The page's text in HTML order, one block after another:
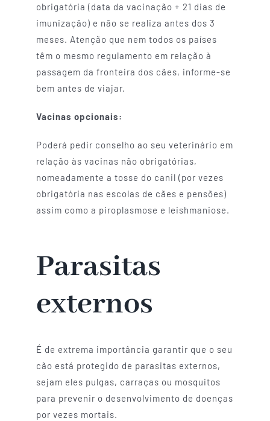
obrigatória (data da vacinação + 21 dias de
imunização) e não se realiza antes dos 3
meses. Atenção que nem todos os países
têm o mesmo regulamento em relação à
passagem da fronteira dos cães, informe-se
bem antes de viajar.
Vacinas opcionais:
Poderá pedir conselho ao seu veterinário em
relação às vacinas não obrigatórias,
nomeadamente a tosse do canil (por vezes
obrigatória nas escolas de cães e pensões)
assim como a piroplasmose e leishmaniose.
Parasitas
externos
É de extrema importância garantir que o seu
cão está protegido de parasitas externos,
sejam eles pulgas, carraças ou mosquitos
para prevenir o desenvolvimento de doenças
por vezes mortais.